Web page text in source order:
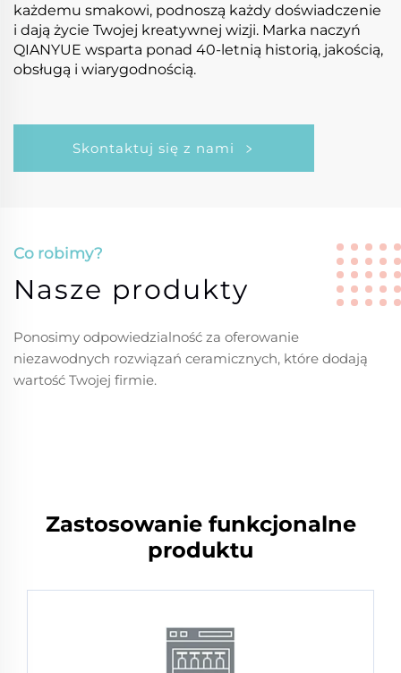
każdemu smakowi, podnoszą każdy doświadczenie
i dają życie Twojej kreatywnej wizji. Marka naczyń
QIANYUE wsparta ponad 40-letnią historią, jakością,
obsługą i wiarygodnością.
Skontaktuj się z nami
Co robimy?
Nasze produkty
Ponosimy odpowiedzialność za oferowanie
niezawodnych rozwiązań ceramicznych, które dodają
wartość Twojej firmie.
Zastosowanie funkcjonalne
produktu